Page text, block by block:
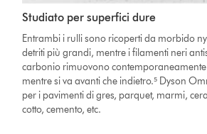
Studiato per superfici dure
Entrambi i rulli sono ricoperti da morbido
detriti più grandi, mentre i filamenti neri
carbonio rimuovono contemporaneamente
mentre si va avanti che indietro.⁵ Dyson
per i pavimenti di gres, parquet, marmi,
cotto, cemento, etc.